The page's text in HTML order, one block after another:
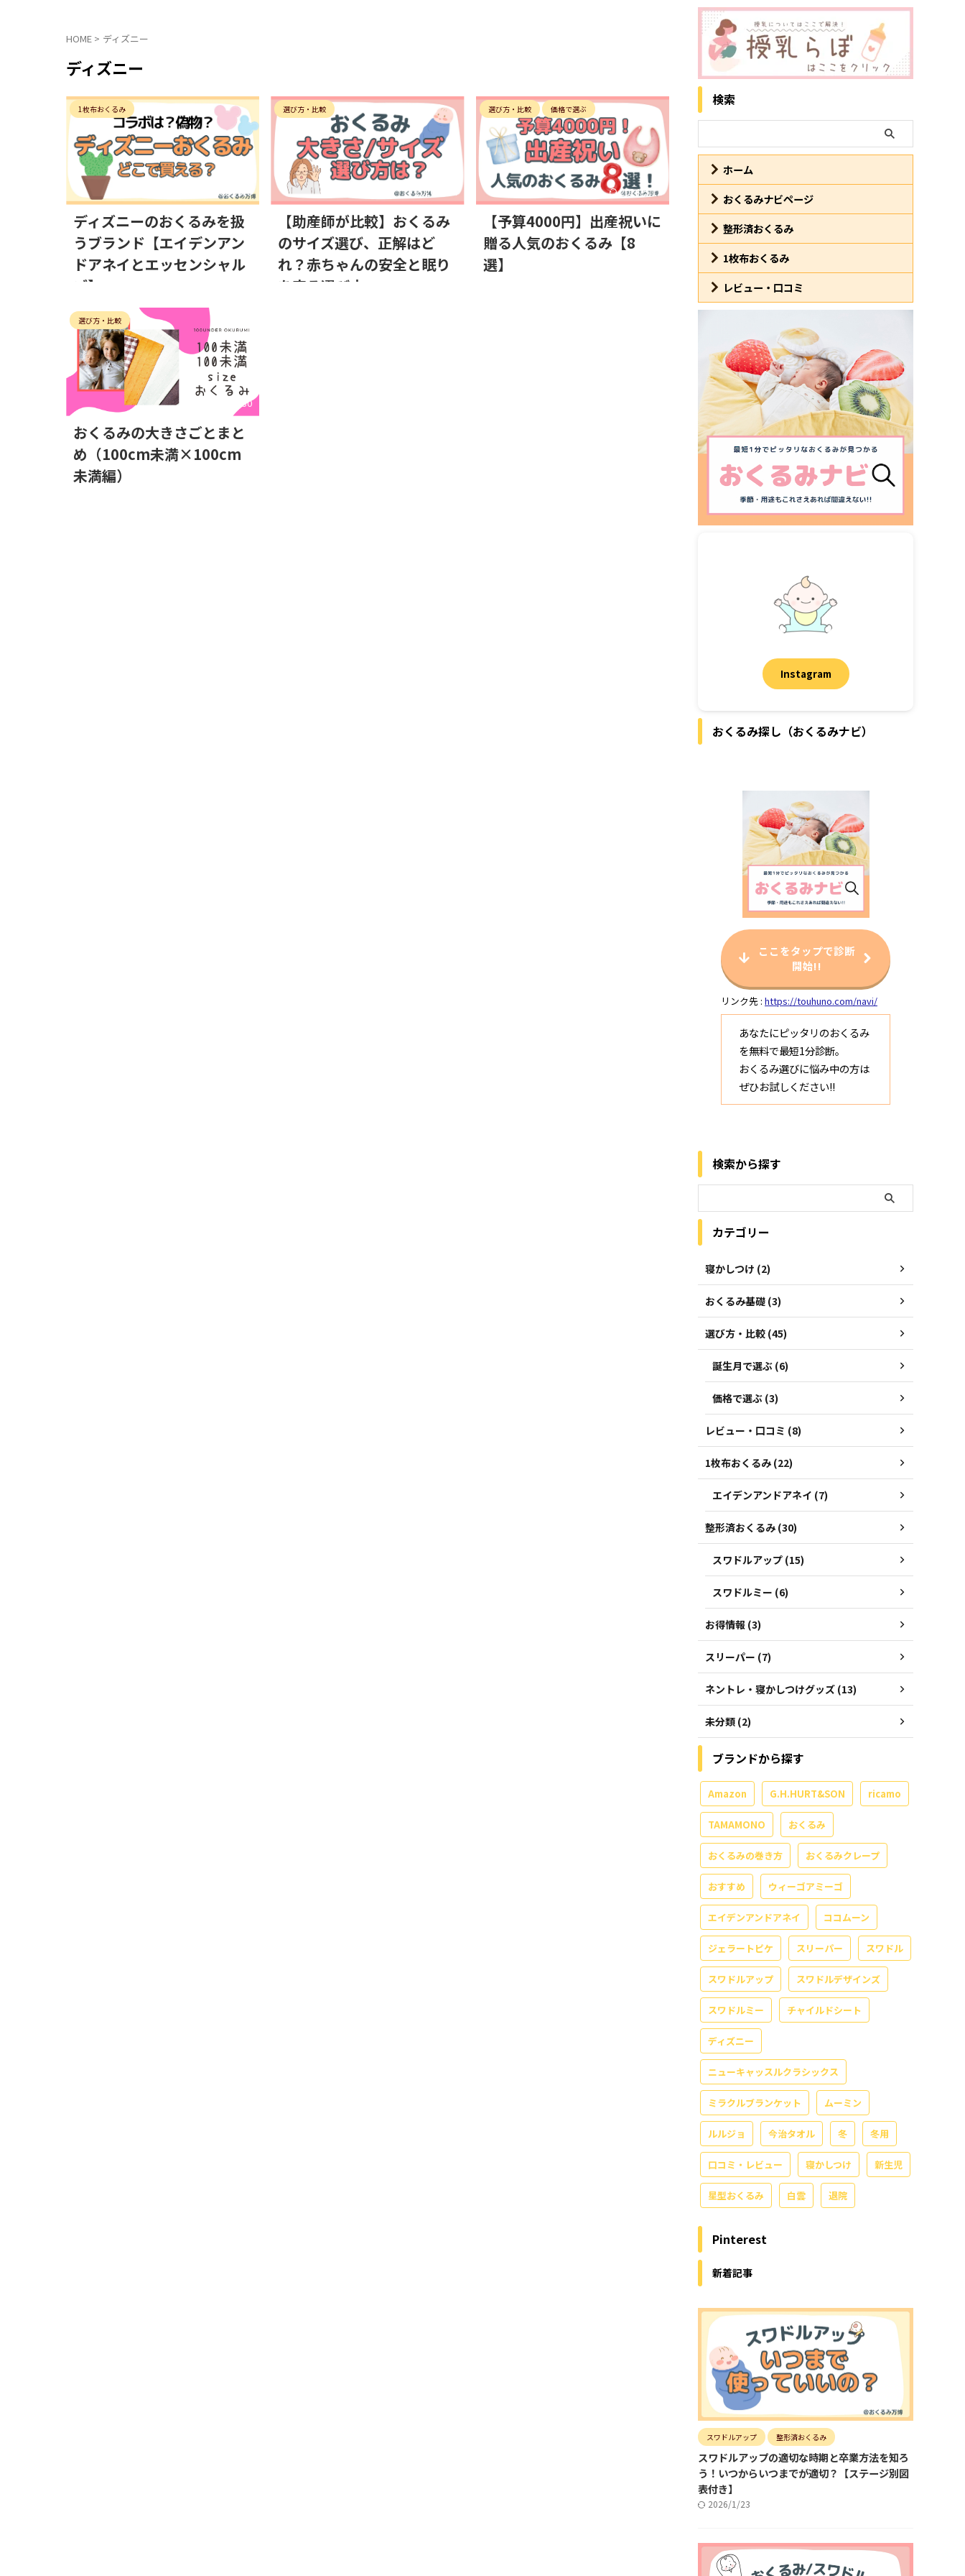
HOME > ディズニー
ディズニー
1枚布おくるみ
2024/5/8
ディズニーのおくるみを扱
うブランド【エイデンアン
ドアネイとエッセンシャル
ズ】
選び方・比較
2026/1/24
【助産師が比較】おくるみ
のサイズ選び、正解はど
れ？赤ちゃんの安全と眠り
を守る選び方
選び方・比較 価格で選ぶ
2024/5/12
【予算4000円】出産祝いに
贈る人気のおくるみ【8
選】
選び方・比較
2021/4/30
おくるみの大きさごとまと
め（100cm未満×100cm
未満編）
検索
ホーム
おくるみナビページ
整形済おくるみ
1枚布おくるみ
レビュー・口コミ
Instagram
おくるみ探し（おくるみナビ）
ここをタップで診断
開始!!
リンク先 : https://touhuno.com/navi/
あなたにピッタリのおくるみ
を無料で最短1分診断。
おくるみ選びに悩み中の方は
ぜひお試しください!!
検索から探す
カテゴリー
寝かしつけ (2)
おくるみ基礎 (3)
選び方・比較 (45)
誕生月で選ぶ (6)
価格で選ぶ (3)
レビュー・口コミ (8)
1枚布おくるみ (22)
エイデンアンドアネイ (7)
整形済おくるみ (30)
スワドルアップ (15)
スワドルミー (6)
お得情報 (3)
スリーパー (7)
ネントレ・寝かしつけグッズ (13)
未分類 (2)
ブランドから探す
Amazon G.H.HURT&SON ricamo
TAMAMONO おくるみ
おくるみの巻き方 おくるみクレープ
おすすめ ウィーゴアミーゴ
エイデンアンドアネイ ココムーン
ジェラートピケ スリーパー スワドル
スワドルアップ スワドルデザインズ
スワドルミー チャイルドシート
ディズニー
ニューキャッスルクラシックス
ミラクルブランケット ムーミン
ルルジョ 今治タオル 冬 冬用
口コミ・レビュー 寝かしつけ 新生児
星型おくるみ 白雲 退院
Pinterest
新着記事
スワドルアップ 整形済おくるみ
スワドルアップの適切な時期と卒業方法を知ろ
う！いつからいつまでが適切？【ステージ別図
表付き】
2026/1/23